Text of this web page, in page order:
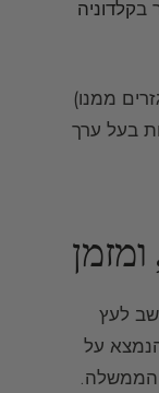
בקלדוניה
ממנו)
בעל ערך
לעץ
על
הממשלה.